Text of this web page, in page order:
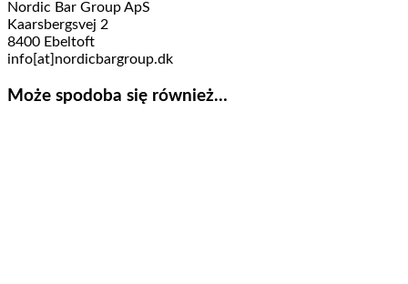
Nordic Bar Group ApS
Kaarsbergsvej 2
8400 Ebeltoft
info[at]nordicbargroup.dk
Może spodoba się również…